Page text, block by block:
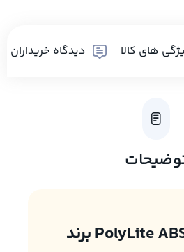
های کالا دیدگاه خریداران
فیلامنت PolyLite ABS برند